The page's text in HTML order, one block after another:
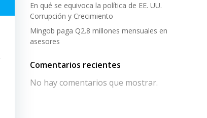
En qué se equivoca la política de EE. UU.
Corrupción y Crecimiento
Mingob paga Q2.8 millones mensuales en
asesores
Comentarios recientes
No hay comentarios que mostrar.